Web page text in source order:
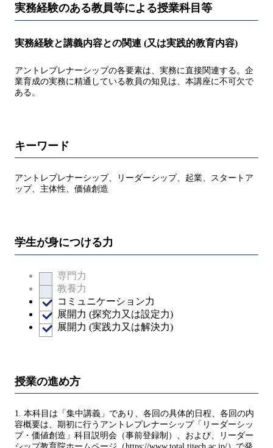
実務経験のある教員等による授業科目等
実務経験と講義内容との関連 (又は実践的教育内容)
アントレプレナーシップの各要素は、実務に直接関連する。企
業育成の実務に精通している教員の知見は、本講座に不可欠で
ある。
キーワード
アントレプレナーシップ、リーダーシップ、起業、スタートア
ップ、主体性、価値創造
学生が身につける力
専門力
教養力
コミュニケーション力
展開力 (探究力又は設定力)
展開力 (実践力又は解決力)
授業の進め方
1. 本科目は「集中講義」であり、各回の具体的日程、各回の内
容概要は、期初に行うアントレプレナーシップ「リーダーシッ
プ・価値創造」科目説明会（事前登録制）、および、リーダー